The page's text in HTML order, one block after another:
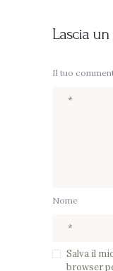
Lascia
Il tuo
Nome
Salva il
browser